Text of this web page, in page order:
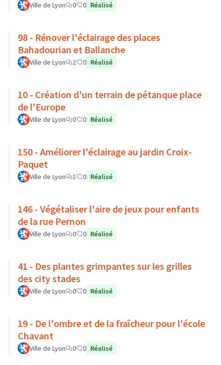
Ville de Lyon 0 0 Réalisé
98 - Rénover l'éclairage des places
Bahadourian et Ballanche
Ville de Lyon 2 0 Réalisé
10 - Création d'un terrain de pétanque place
de l'Europe
Ville de Lyon 0 0 Réalisé
150 - Améliorer l'éclairage au jardin Croix-
Paquet
Ville de Lyon 1 0 Réalisé
146 - Végétaliser l'aire de jeux pour enfants
de la rue Pernon
Ville de Lyon 0 0 Réalisé
41 - Des plantes grimpantes sur les grilles
des city stades
Ville de Lyon 0 0 Réalisé
19 - De l'ombre et de la fraîcheur pour l'école
Chavant
Ville de Lyon 0 0 Réalisé